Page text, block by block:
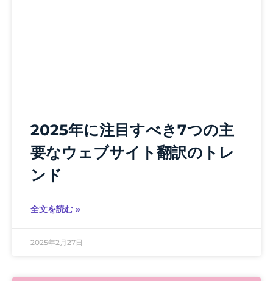
2025年に注目すべき7つの主
要なウェブサイト翻訳のトレ
ンド
全文を読む »
2025年2月27日